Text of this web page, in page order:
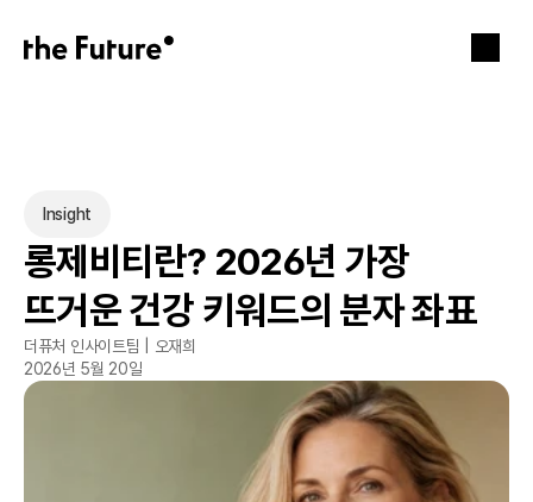
Insight
롱제비티란? 2026년 가장
뜨거운 건강 키워드의 분자 좌표
더퓨처 인사이트팀 | 오재희
2026년 5월 20일